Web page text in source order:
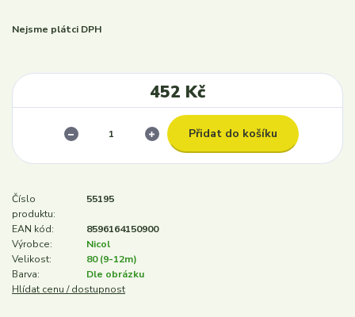
Nejsme plátci DPH
452 Kč
Přidat do košíku
Číslo
produktu:
55195
EAN kód:
8596164150900
Výrobce:
Nicol
Velikost:
80 (9-12m)
Barva:
Dle obrázku
Hlídat cenu / dostupnost